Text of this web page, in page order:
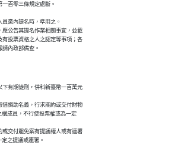
百零三條規定處斷。
黨內提名時，準用之。
公告其提名作業相關事宜，並載
有投票資格之人之認定等事項；各
內政部備查。
有期徒刑，併科新臺幣一百萬元
捐助名義，行求期約或交付財物
構成員，不行使投票權或為一定
或交付罷免案有提議權人或有連署
定之提議或連署。